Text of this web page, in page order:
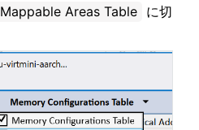
Mappable Areas Table に切